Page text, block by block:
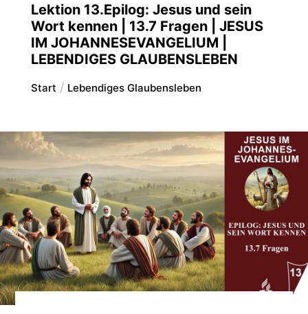
Lektion 13.Epilog: Jesus und sein
Wort kennen | 13.7 Fragen | JESUS
IM JOHANNESEVANGELIUM |
LEBENDIGES GLAUBENSLEBEN
Start Lebendiges Glaubensleben